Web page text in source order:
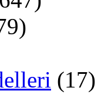
(17)